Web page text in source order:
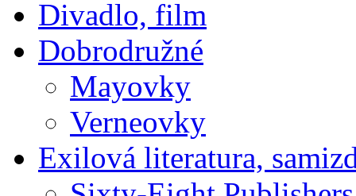
Divadlo, film
Dobrodružné
Mayovky
Verneovky
Exilová literatura,